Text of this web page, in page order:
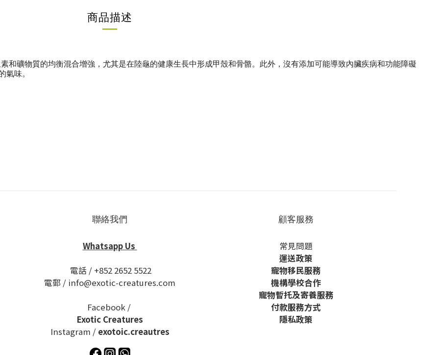
商品描述
和礦物質的均衡混合增強，尤其是在陸龜的健康生長中形成甲殼和骨骼。此外，沒有添加可能導致內臟疾病和功能障礙
氣味。
聯絡我們
Whatsapp Us
電話 / +852 2652 5522
電郵 / info@exotic-creatures.com
Facebook /
Exotic Creatures
Instagram / exotoic.creautres
顧客服務
常見問題
運送政策
寵物移民服務
機構學校合作
寵物暫托及寄養服務
付款服務方式
隱私政策